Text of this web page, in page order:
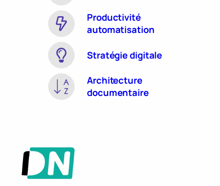
Productivité
automatisation
Stratégie digitale
Architecture
documentaire